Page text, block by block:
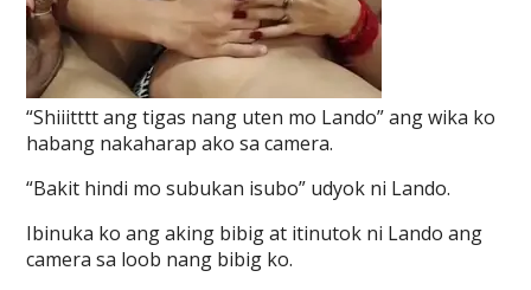
“Shiiitttt ang tigas nang uten mo Lando” ang wika ko
habang nakaharap ako sa camera.
“Bakit hindi mo subukan isubo” udyok ni Lando.
Ibinuka ko ang aking bibig at itinutok ni Lando ang
camera sa loob nang bibig ko.